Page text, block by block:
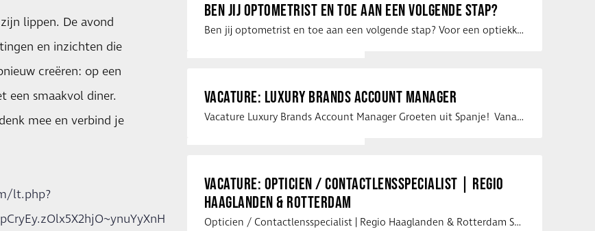
lippen. De avond
en inzichten die
creëren: op een
een smaakvol diner.
mee en verbind je
lt.php?
BEN JIJ OPTOMETRIST EN TOE AAN EEN VOLGENDE STAP?
Ben jij optometrist en toe aan een volgende stap? Voor een optiekketen is Eye …
VACATURE: LUXURY BRANDS ACCOUNT MANAGER
Vacature Luxury Brands Account Manager Groeten uit Spanje! Vanaf mijn …
VACATURE: OPTICIEN / CONTACTLENSSPECIALIST | REGIO
HAAGLANDEN & ROTTERDAM
Opticien / Contactlensspecialist | Regio Haaglanden & Rotterdam Saludos uit …